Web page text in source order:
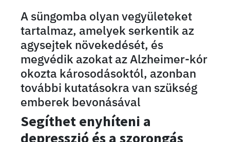
A süngomba olyan vegyületeket
tartalmaz, amelyek serkentik az
agysejtek növekedését, és
megvédik azokat az Alzheimer-kór
okozta károsodásoktól, azonban
további kutatásokra van szükség
emberek bevonásával
Segíthet enyhíteni a
depresszió és a szorongás